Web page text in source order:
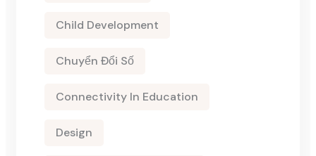
Child Development
Chuyển Đổi Số
Connectivity In Education
Design